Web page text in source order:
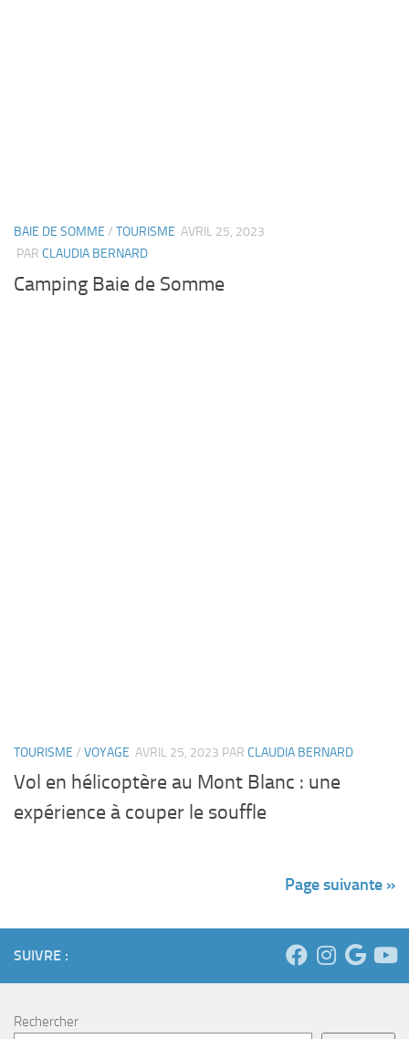
BAIE DE SOMME / TOURISME AVRIL 25, 2023
PAR CLAUDIA BERNARD
Camping Baie de Somme
TOURISME / VOYAGE AVRIL 25, 2023 PAR CLAUDIA BERNARD
Vol en hélicoptère au Mont Blanc : une
expérience à couper le souffle
Page suivante »
SUIVRE :
Rechercher